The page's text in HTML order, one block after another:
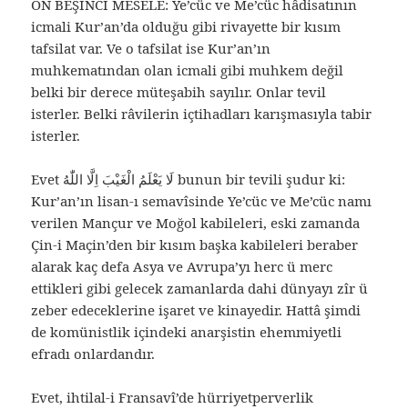
ON BEŞİNCİ MESELE: Ye’cüc ve Me’cüc hâdisatının
icmali Kur’an’da olduğu gibi rivayette bir kısım
tafsilat var. Ve o tafsilat ise Kur’an’ın
muhkematından olan icmali gibi muhkem değil
belki bir derece müteşabih sayılır. Onlar tevil
isterler. Belki râvilerin içtihadları karışmasıyla tabir
isterler.
Evet لَا يَعْلَمُ الْغَيْبَ اِلَّا اللّٰهُ bunun bir tevili şudur ki:
Kur’an’ın lisan-ı semavîsinde Ye’cüc ve Me’cüc namı
verilen Mançur ve Moğol kabileleri, eski zamanda
Çin-i Maçin’den bir kısım başka kabileleri beraber
alarak kaç defa Asya ve Avrupa’yı herc ü merc
ettikleri gibi gelecek zamanlarda dahi dünyayı zîr ü
zeber edeceklerine işaret ve kinayedir. Hattâ şimdi
de komünistlik içindeki anarşistin ehemmiyetli
efradı onlardandır.
Evet, ihtilal-i Fransavî’de hürriyetperverlik